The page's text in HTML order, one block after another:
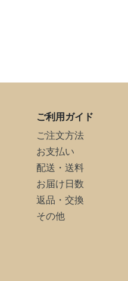
ご利用ガイド
ご注文方法
お支払い
配送・送料
お届け日数
返品・交換
その他